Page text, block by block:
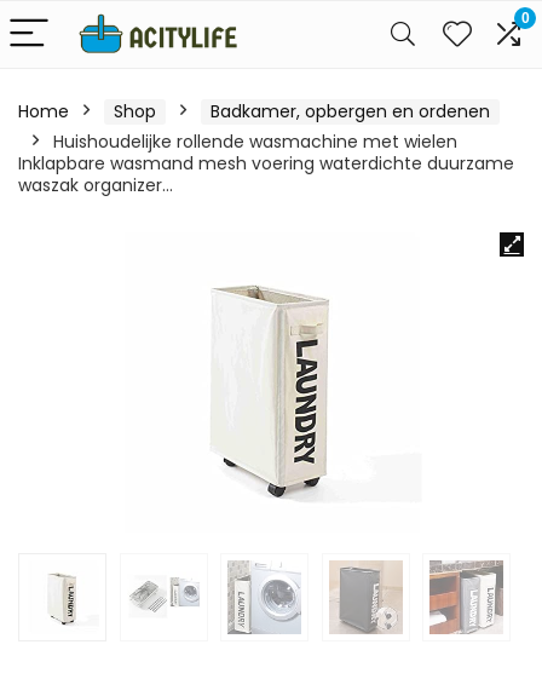
0
Home Shop
Badkamer, opbergen en ordenen
Huishoudelijke rollende wasmachine met wielen
Inklapbare wasmand mesh voering waterdichte duurzame
waszak organizer…